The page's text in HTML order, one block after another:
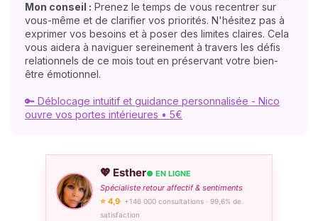
Mon conseil : Prenez le temps de vous recentrer sur
vous-même et de clarifier vos priorités. N'hésitez pas à
exprimer vos besoins et à poser des limites claires. Cela
vous aidera à naviguer sereinement à travers les défis
relationnels de ce mois tout en préservant votre bien-
être émotionnel.
🔑 Déblocage intuitif et guidance personnalisée - Nico
ouvre vos portes intérieures • 5€
💖 Esther● EN LIGNE
Spécialiste retour affectif & sentiments
⭐ 4,9· +146 000 consultations · 99,6% de
satisfaction